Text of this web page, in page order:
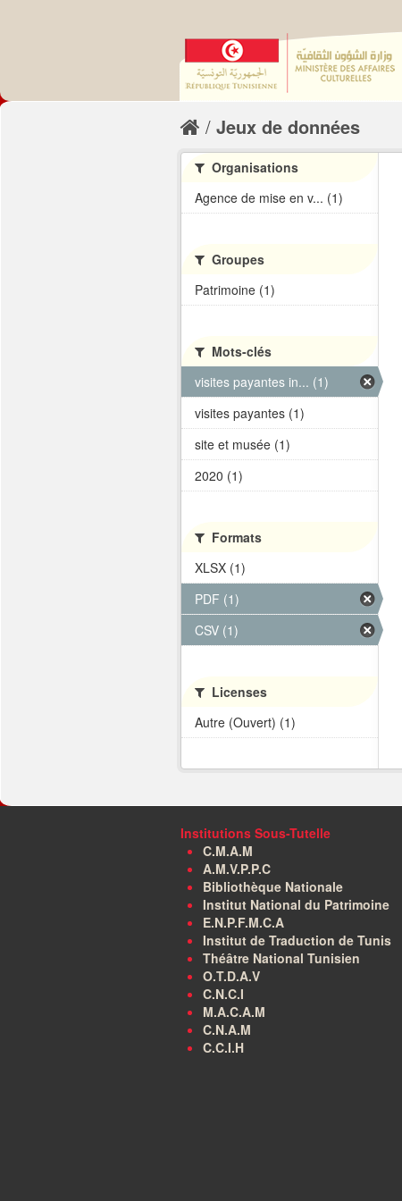
Jeux de données
Organisations
Agence de mise en v... (1)
Groupes
Patrimoine (1)
Mots-clés
visites payantes in... (1)
visites payantes (1)
site et musée (1)
2020 (1)
Formats
XLSX (1)
PDF (1)
CSV (1)
Licenses
Autre (Ouvert) (1)
Institutions Sous-Tutelle
C.M.A.M
A.M.V.P.P.C
Bibliothèque Nationale
Institut National du Patrimoine
E.N.P.F.M.C.A
Institut de Traduction de Tunis
Théâtre National Tunisien
O.T.D.A.V
C.N.C.I
M.A.C.A.M
C.N.A.M
C.C.I.H